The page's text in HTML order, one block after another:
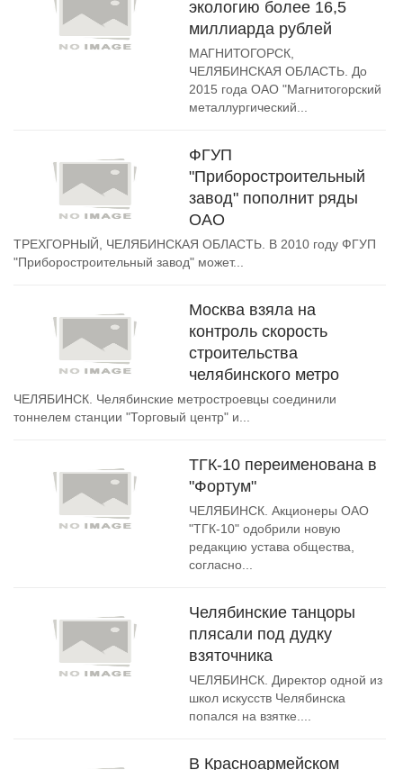
экологию более 16,5
миллиарда рублей
МАГНИТОГОРСК,
ЧЕЛЯБИНСКАЯ ОБЛАСТЬ. До
2015 года ОАО "Магнитогорский
металлургический...
ФГУП
"Приборостроительный
завод" пополнит ряды
ОАО
ТРЕХГОРНЫЙ, ЧЕЛЯБИНСКАЯ ОБЛАСТЬ. В 2010 году ФГУП
"Приборостроительный завод" может...
Москва взяла на
контроль скорость
строительства
челябинского метро
ЧЕЛЯБИНСК. Челябинские метростроевцы соединили
тоннелем станции "Торговый центр" и...
ТГК-10 переименована в
"Фортум"
ЧЕЛЯБИНСК. Акционеры ОАО
"ТГК-10" одобрили новую
редакцию устава общества,
согласно...
Челябинские танцоры
плясали под дудку
взяточника
ЧЕЛЯБИНСК. Директор одной из
школ искусств Челябинска
попался на взятке....
В Красноармейском